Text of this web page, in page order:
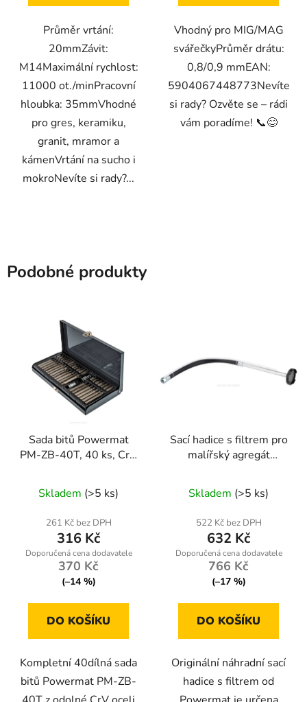
Průměr vrtání:
20mmZávit:
M14Maximální rychlost:
11000 ot./minPracovní
hloubka: 35mmVhodné
pro gres, keramiku,
granit, mramor a
kámenVrtání na sucho i
mokroNevíte si rady?...
Vhodný pro MIG/MAG
svářečkyPrůměr drátu:
0,8/0,9 mmEAN:
5904067448773Nevíte
si rady? Ozvěte se – rádi
vám poradíme! 📞😊
Podobné produkty
Sada bitů Powermat
PM-ZB-40T, 40 ks, CrV
Skladem (>5 ks)
261 Kč bez DPH
316 Kč
370 Kč
(–14 %)
DO KOŠÍKU
Kompletní 40dílná sada
bitů Powermat PM-ZB-
Sací hadice s filtrem pro
malířský agregát
1500M-WSF
Skladem (>5 ks)
522 Kč bez DPH
632 Kč
766 Kč
(–17 %)
DO KOŠÍKU
Originální náhradní sací
hadice s filtrem od